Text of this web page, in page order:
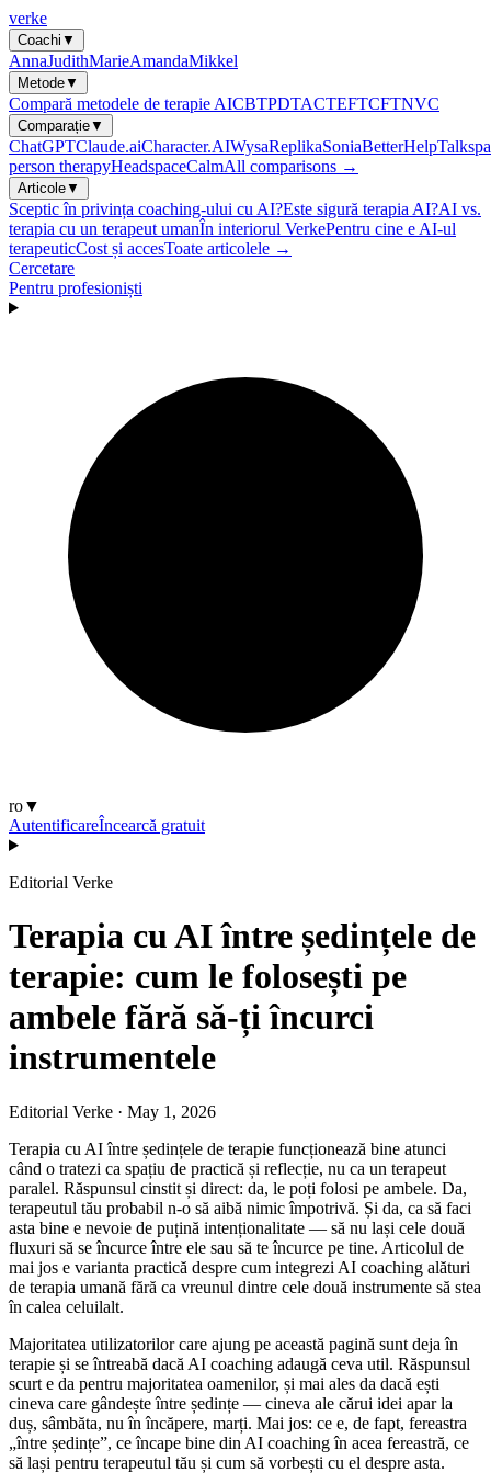
verke
Coachi ▼
AnnaJudithMarieAmandaMikkel
Metode▼
Compară metodele de terapie AICBTPDTACTEFTCFTNVC
Comparație▼
ChatGPTClaude.aiCharacter.AIWysaReplikaSoniaBetterHelp
person therapyHeadspaceCalmAll comparisons →
Articole▼
Sceptic în privința coaching-ului cu AI?Este sigură terapia AI?AI vs.
terapia cu un terapeut umanÎn interiorul VerkePentru cine e AI-ul
terapeuticCost și accesToate articolele →
Cercetare
Pentru profesioniști
ro▼
AutentificareÎncearcă gratuit
Editorial Verke
Terapia cu AI între ședințele de
terapie: cum le folosești pe
ambele fără să-ți încurci
instrumentele
Editorial Verke · May 1, 2026
Terapia cu AI între ședințele de terapie funcționează bine atunci
când o tratezi ca spațiu de practică și reflecție, nu ca un terapeut
paralel. Răspunsul cinstit și direct: da, le poți folosi pe ambele. Da,
terapeutul tău probabil n-o să aibă nimic împotrivă. Și da, ca să faci
asta bine e nevoie de puțină intenționalitate — să nu lași cele două
fluxuri să se încurce între ele sau să te încurce pe tine. Articolul de
mai jos e varianta practică despre cum integrezi AI coaching alături
de terapia umană fără ca vreunul dintre cele două instrumente să stea
în calea celuilalt.
Majoritatea utilizatorilor care ajung pe această pagină sunt deja în
terapie și se întreabă dacă AI coaching adaugă ceva util. Răspunsul
scurt e da pentru majoritatea oamenilor, și mai ales da dacă ești
cineva care gândește între ședințe — cineva ale cărui idei apar la
duș, sâmbăta, nu în încăpere, marți. Mai jos: ce e, de fapt, fereastra
„între ședințe”, ce încape bine din AI coaching în acea fereastră, ce
să lași pentru terapeutul tău și cum să vorbești cu el despre asta.